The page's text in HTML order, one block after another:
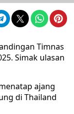
Timnas
Simak ulasan
ajang
di Thailand